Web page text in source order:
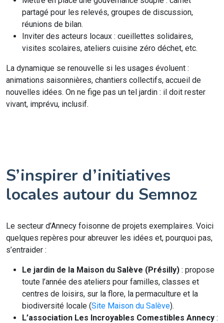
partagé pour les relevés, groupes de discussion,
réunions de bilan.
Inviter des acteurs locaux : cueillettes solidaires,
visites scolaires, ateliers cuisine zéro déchet, etc.
La dynamique se renouvelle si les usages évoluent :
animations saisonnières, chantiers collectifs, accueil de
nouvelles idées. On ne fige pas un tel jardin : il doit rester
vivant, imprévu, inclusif.
S’inspirer d’initiatives
locales autour du Semnoz
Le secteur d’Annecy foisonne de projets exemplaires. Voici
quelques repères pour abreuver les idées et, pourquoi pas,
s’entraider :
Le jardin de la Maison du Salève (Présilly) : propose
toute l’année des ateliers pour familles, classes et
centres de loisirs, sur la flore, la permaculture et la
biodiversité locale (Site Maison du Salève).
L’association Les Incroyables Comestibles Annecy :